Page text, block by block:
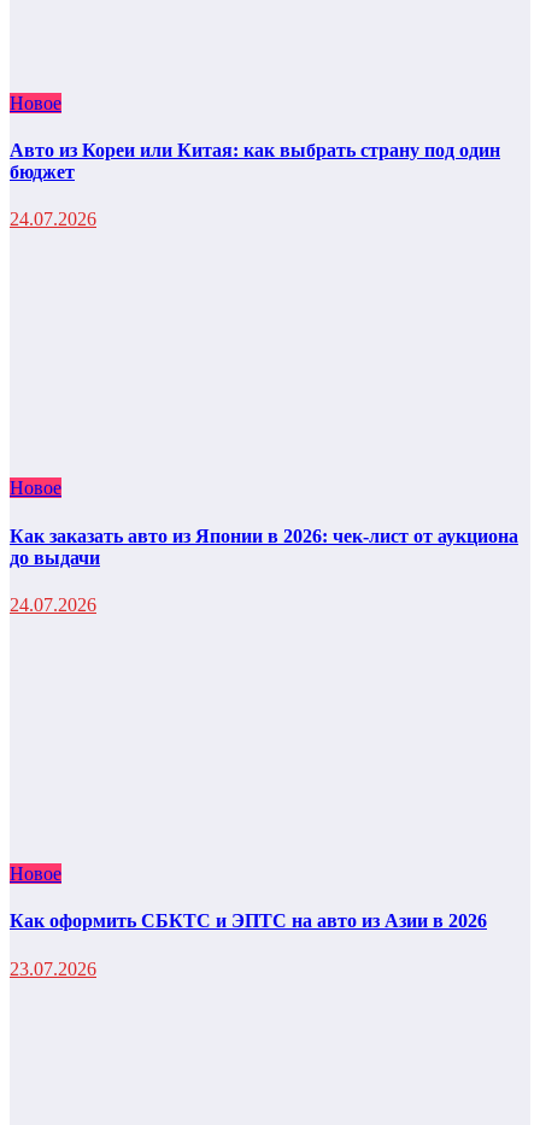
Новое
Авто из Кореи или Китая: как выбрать страну под один
бюджет
24.07.2026
Новое
Как заказать авто из Японии в 2026: чек-лист от аукциона
до выдачи
24.07.2026
Новое
Как оформить СБКТС и ЭПТС на авто из Азии в 2026
23.07.2026